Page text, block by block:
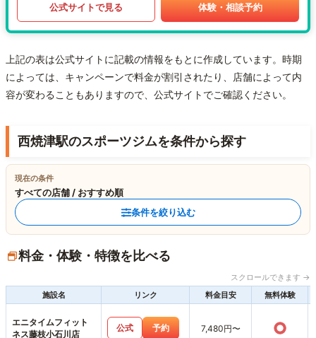
公式サイトで見る 体験・相談予約
上記の表は公式サイトに記載の情報をもとに作成しています。時期
によっては、キャンペーンで料金が割引されたり、店舗によって内
容が変わることもありますので、公式サイトでご確認ください。
西焼津駅のスポーツジムを条件から探す
現在の条件
すべての店舗 / おすすめ順
条件を絞り込む
料金・体験・特徴を比べる
スクロールできます →
施設名
リンク 料金目安 無料体験
エニタイムフィット
ネス藤枝小石川店
公式 予約 7,480円〜 ○